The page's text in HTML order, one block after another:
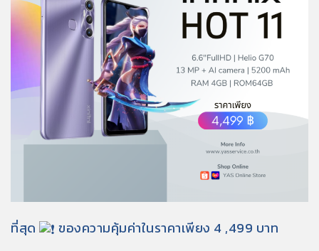
ที่สุด
ของความคุ้มค่าในราคาเพียง 4 ,499 บาท